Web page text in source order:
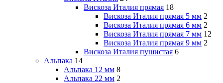
Вискоза Италия прямая 18
Вискоза Италия прямая 5 мм 2
Вискоза Италия прямая 6 мм 2
Вискоза Италия прямая 7 мм 12
Вискоза Италия прямая 9 мм 2
Вискоза Италия пушистая 6
Альпака 14
Альпака 12 мм 8
Альпака 22 мм 2